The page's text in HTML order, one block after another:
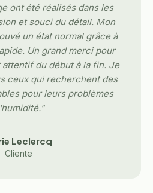
ont été réalisés dans les
et souci du détail. Mon
un état normal grâce à
Un grand merci pour
du début à la fin. Je
ceux qui recherchent des
pour leurs problèmes
"
Leclercq
Cliente